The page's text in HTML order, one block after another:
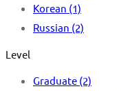
Korean (1)
Russian (2)
Level
Graduate (2)